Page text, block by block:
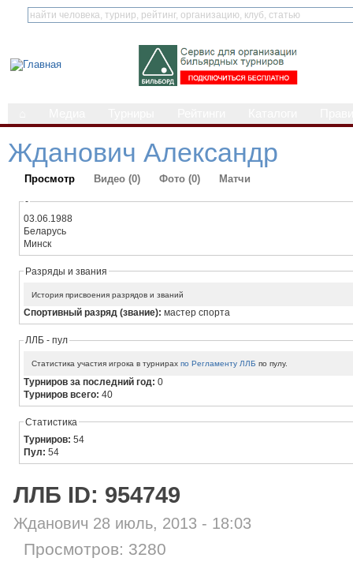
Жданович Александр
Просмотр Видео (0) Фото (0) Матчи
-
03.06.1988
Беларусь
Минск
Разряды и звания
История присвоения разрядов и званий
Спортивный разряд (звание):мастер спорта
ЛЛБ - пул
Статистика участия игрока в турнирахпо Регламенту ЛЛБ по пулу.
Турниров за последний год:0
Турниров всего:40
Статистика
Турниров:54
Пул:54
ЛЛБ ID: 954749
Жданович 28 июль, 2013 - 18:03
Просмотров: 3280